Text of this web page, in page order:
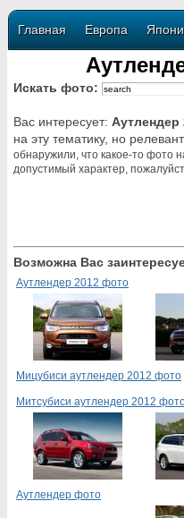
Главная Европа
Искать фото:
Вас интересует: Аутлендер
на эту тематику, но
обнаружили, что какое-то фото
допустимый характер,
Возможна Вас
Аутлендер 2012 фото
Мицубиси аутлендер 2012 фото
Митсубиси аутлендер 2012
Аутлендер фото